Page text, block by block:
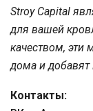
Stroy Capital
для вашей
качеством, эти
дома и
Контакты: